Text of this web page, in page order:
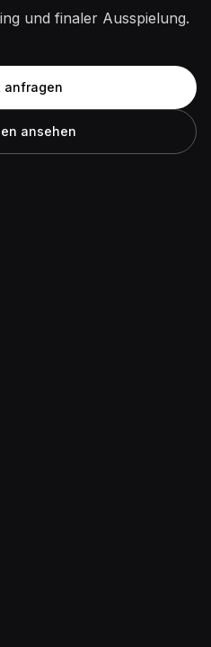
und finaler Ausspielung.
anfragen
ansehen